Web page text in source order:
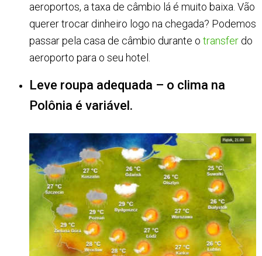
aeroportos, a taxa de câmbio lá é muito baixa. Vão
querer trocar dinheiro logo na chegada? Podemos
passar pela casa de câmbio durante o transfer do
aeroporto para o seu hotel.
Leve roupa adequada – o clima na
Polônia é variável.